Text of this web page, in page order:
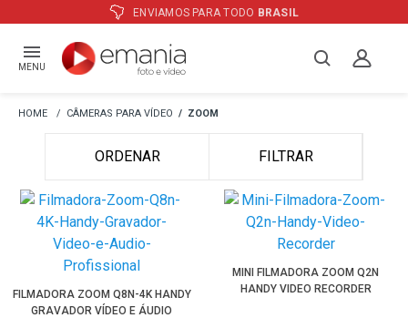
ENVIAMOS PARA TODO BRASIL
MENU
CÂMERAS PARA VÍDEO ZOOM
ORDENAR FILTRAR
FILMADORA ZOOM Q8N-4K HANDY
GRAVADOR VÍDEO E ÁUDIO
MINI FILMADORA ZOOM Q2N
HANDY VIDEO RECORDER